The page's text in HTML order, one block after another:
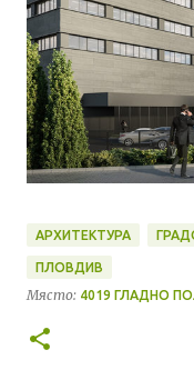
АРХИТЕКТУРА
ПЛОВДИВ
Място: 4019 ГЛАДНО